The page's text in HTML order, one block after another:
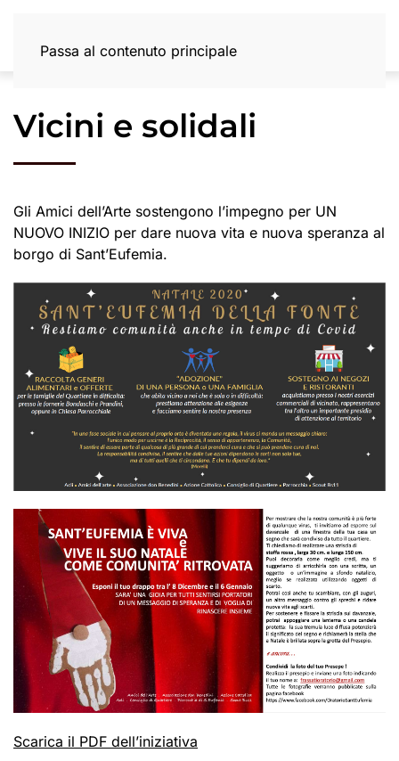
Passa al contenuto principale
Via Lucis
Vicini e solidali
Gli Amici dell’Arte sostengono l’impegno per UN
NUOVO INIZIO per dare nuova vita e nuova speranza al
borgo di Sant’Eufemia.
Scarica il PDF dell’iniziativa